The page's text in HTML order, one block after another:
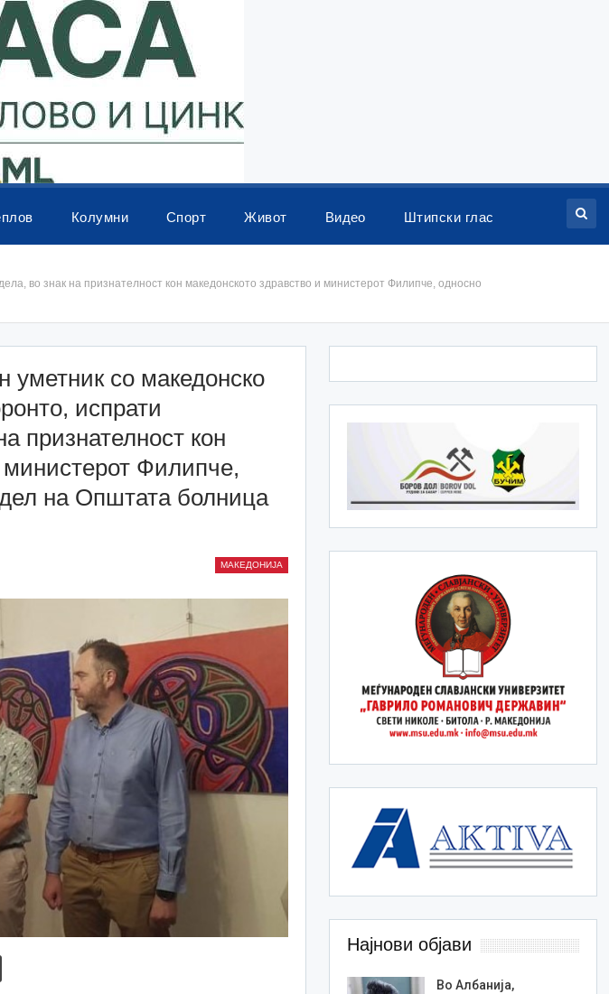
Колумни Спорт Живот Видео Штипски глас
во знак на признателност кон македонското здравство и министерот Филипче, односно
уметник со македонско
испрати
признателност кон
министерот Филипче,
на Општата болница
МАКЕДОНИЈА
Најнови објави
Во Албанија,